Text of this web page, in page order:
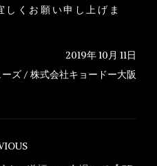
しくお願い申し上げま
2019年 10月 11日
ズ / 株式会社キョードー大阪